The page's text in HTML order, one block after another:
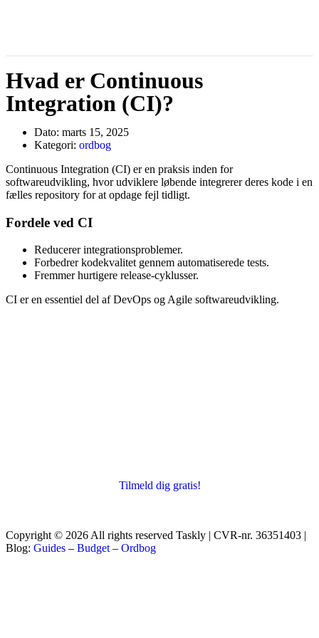
Hvad er Continuous
Integration (CI)?
Dato: marts 15, 2025
Kategori: ordbog
Continuous Integration (CI) er en praksis inden for
softwareudvikling, hvor udviklere løbende integrerer deres kode i en
fælles repository for at opdage fejl tidligt.
Fordele ved CI
Reducerer integrationsproblemer.
Forbedrer kodekvalitet gennem automatiserede tests.
Fremmer hurtigere release-cyklusser.
CI er en essentiel del af DevOps og Agile softwareudvikling.
Tilmeld dig gratis!
Copyright © 2026 All rights reserved Taskly | CVR-nr. 36351403 |
Blog: Guides – Budget – Ordbog